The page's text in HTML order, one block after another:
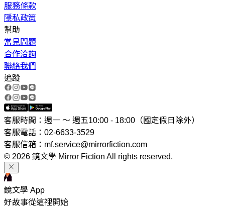
服務條款
隱私政策
幫助
常見問題
合作洽詢
聯絡我們
追蹤
客服時間：週一 ～ 週五10:00 - 18:00（國定假日除外）
客服電話：02-6633-3529
客服信箱：mf.service@mirrorfiction.com
© 2026 鏡文學 Mirror Fiction All rights reserved.
鏡文學 App
好故事從這裡開始